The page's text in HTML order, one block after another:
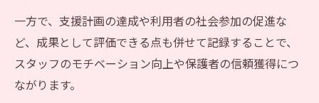
一方で、支援計画の達成や利用者の社会参加の促進な
ど、成果として評価できる点も併せて記録することで、
スタッフのモチベーション向上や保護者の信頼獲得につ
ながります。